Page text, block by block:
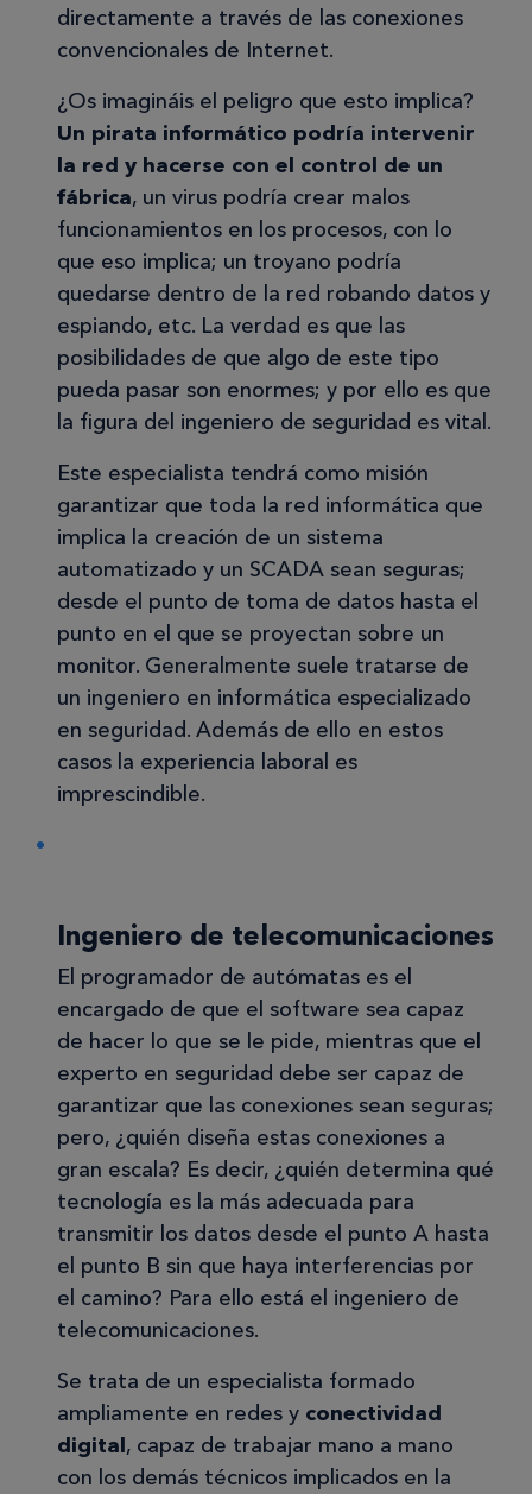
directamente a través de las conexiones
convencionales de Internet.
¿Os imagináis el peligro que esto implica?
Un pirata informático podría intervenir
la red y hacerse con el control de un
fábrica, un virus podría crear malos
funcionamientos en los procesos, con lo
que eso implica; un troyano podría
quedarse dentro de la red robando datos y
espiando, etc. La verdad es que las
posibilidades de que algo de este tipo
pueda pasar son enormes; y por ello es que
la figura del ingeniero de seguridad es vital.
Este especialista tendrá como misión
garantizar que toda la red informática que
implica la creación de un sistema
automatizado y un SCADA sean seguras;
desde el punto de toma de datos hasta el
punto en el que se proyectan sobre un
monitor. Generalmente suele tratarse de
un ingeniero en informática especializado
en seguridad. Además de ello en estos
casos la experiencia laboral es
imprescindible.
Ingeniero de telecomunicaciones
El programador de autómatas es el
encargado de que el software sea capaz
de hacer lo que se le pide, mientras que el
experto en seguridad debe ser capaz de
garantizar que las conexiones sean seguras;
pero, ¿quién diseña estas conexiones a
gran escala? Es decir, ¿quién determina qué
tecnología es la más adecuada para
transmitir los datos desde el punto A hasta
el punto B sin que haya interferencias por
el camino? Para ello está el ingeniero de
telecomunicaciones.
Se trata de un especialista formado
ampliamente en redes y conectividad
digital, capaz de trabajar mano a mano
con los demás técnicos implicados en la